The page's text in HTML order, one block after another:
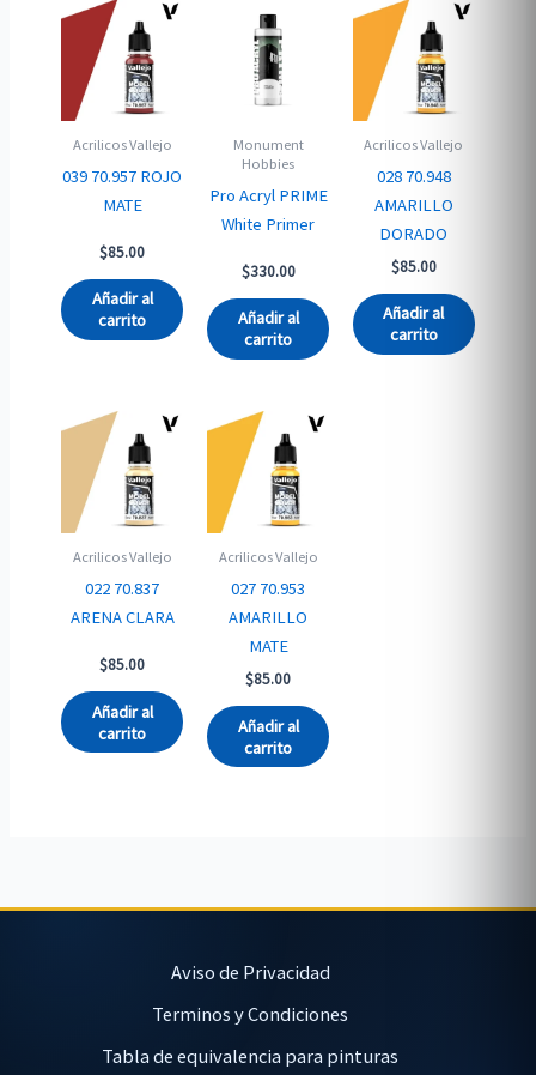
Acrilicos Vallejo
039 70.957 ROJO
MATE
$85.00
Añadir al
carrito
Monument
Hobbies
Pro Acryl PRIME
White Primer
$330.00
Añadir al
carrito
Acrilicos Vallejo
028 70.948
AMARILLO
DORADO
$85.00
Añadir al
carrito
Acrilicos Vallejo
022 70.837
ARENA CLARA
$85.00
Añadir al
carrito
Acrilicos Vallejo
027 70.953
AMARILLO
MATE
$85.00
Añadir al
carrito
Aviso de Privacidad
Terminos y Condiciones
Tabla de equivalencia para pinturas